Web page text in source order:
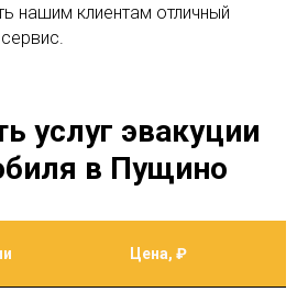
нашим клиентам отличный
услуг эвакуции
в Пущино
Цена, ₽